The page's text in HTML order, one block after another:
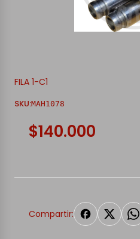
FILA 1-C1
SKU:MAH1078
$140.000
Compartir: